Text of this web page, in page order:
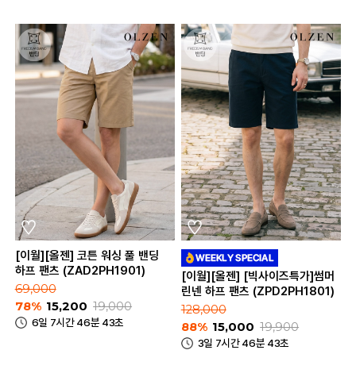
[이월][올젠] 코튼 워싱 풀 밴딩
하프 팬츠 (ZAD2PH1901)
69,000
78% 15,200 19,000
6일 7시간 46분 43초
[이월][올젠] [빅사이즈특가]썸머
린넨 하프 팬츠 (ZPD2PH1801)
128,000
88% 15,000 19,900
3일 7시간 46분 43초